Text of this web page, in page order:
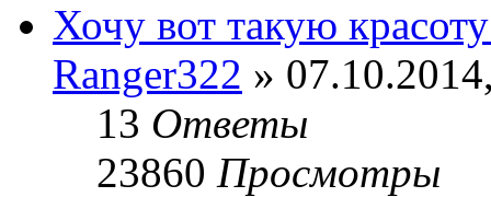
Хочу вот такую
Ranger322 »
13 Ответы
23860 Просмотры